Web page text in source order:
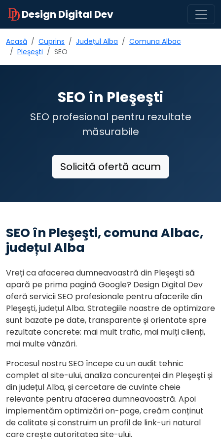
Design Digital Dev
Acasă Cuprins Județul Alba
Comuna Albac
Pleşeşti
SEO
SEO în Pleşeşti
SEO profesional pentru rezultate
măsurabile
Solicită ofertă acum
SEO în Pleşeşti, comuna Albac,
județul Alba
Vreți ca afacerea dumneavoastră din Pleşeşti să
apară pe prima pagină Google? Design Digital Dev
oferă servicii SEO profesionale pentru afacerile din
Pleşeşti, județul Alba. Strategiile noastre de optimizare
sunt bazate pe date, transparente și orientate spre
rezultate concrete: mai mult trafic, mai mulți clienți,
mai multe vânzări.
Procesul nostru SEO începe cu un audit tehnic
complet al site-ului, analiza concurenței din Pleşeşti și
din județul Alba, și cercetare de cuvinte cheie
relevante pentru afacerea dumneavoastră. Apoi
implementăm optimizări on-page, creăm conținut
de calitate și construim un profil de link-uri natural
care crește autoritatea site-ului.